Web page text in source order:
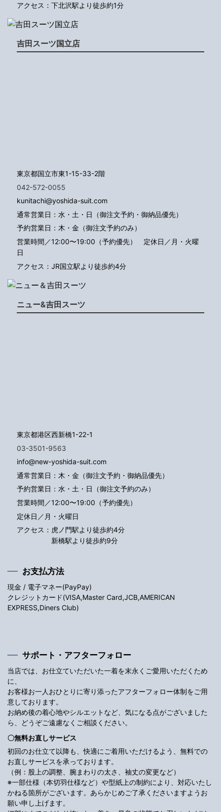
アクセス：下北沢駅より徒歩約1分
吉田スーツ国立店
東京都国立市東1-15-33-2階
042-572-0055
kunitachi@yoshida-suit.com
通常営業日：水・土・日（御注文予約・御納品優先）
予約営業日：木・金（御注文予約のみ）
営業時間／12:00〜19:00（予約優先） 定休日／月・火曜
日
アクセス：JR国立駅より徒歩約4分
ニュー&吉田スーツ
東京都港区西新橋1-22-1
03-3501-9563
info@new-yoshida-suit.com
通常営業日：木・金（御注文予約・御納品優先）
予約営業日：水・土・日（御注文予約のみ）
営業時間／12:00〜19:00（予約優先）
定休日／月・火曜日
アクセス： 虎ノ門駅より徒歩約4分
新橋駅より徒歩約9分
お支払方法
現金 / 電子マネー(PayPay)
クレジットカード(VISA,Master Card,JCB,AMERICAN
EXPRESS,Diners Club)
サポート・アフターフォロー
当店では、お仕立ていただいた一着を末永くご愛用いただくため
に、
お客様お一人おひとりに寄り添ったアフターフォロー体制をご用
意しております。
お納め後の着心地やシルエットなど、気になる点がございました
ら、どうぞご遠慮なくご相談ください。
〇無料お直しサービス
初回のお仕立て以降も、快適にご着用いただけるよう、無料での
お直しサービスを承っております。
（例：股上の調整、腕まわりの太さ、袖丈の変更など）
※一部仕様（本切羽仕様など）や型紙上の制約により、対応いたし
かねる箇所がございます。あらかじめご了承くださいますようお
願い申し上げます。